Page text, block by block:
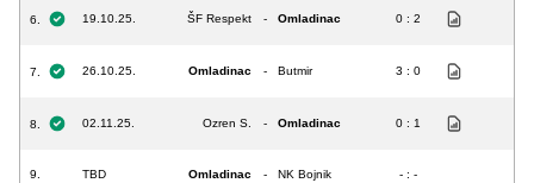
6. 19.10.25. ŠF Respekt - Omladinac 0 : 2
7. 26.10.25. Omladinac - Butmir 3 : 0
8. 02.11.25. Ozren S. - Omladinac 0 : 1
9. TBD Omladinac - NK Bojnik - : -